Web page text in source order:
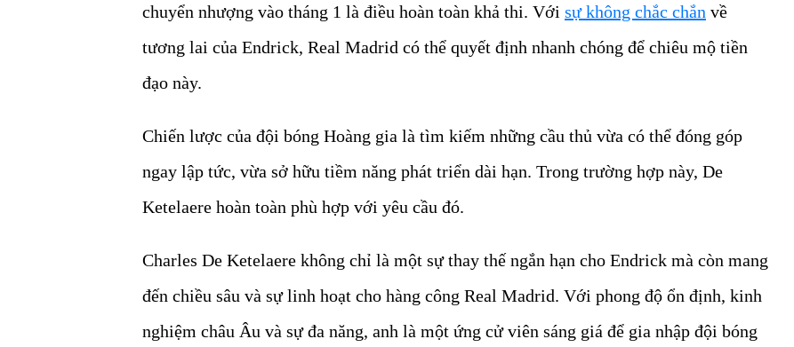
chuyển nhượng vào tháng 1 là điều hoàn toàn khả thi. Với sự không chắc chắn về
tương lai của Endrick, Real Madrid có thể quyết định nhanh chóng để chiêu mộ tiền
đạo này.
Chiến lược của đội bóng Hoàng gia là tìm kiếm những cầu thủ vừa có thể đóng góp
ngay lập tức, vừa sở hữu tiềm năng phát triển dài hạn. Trong trường hợp này, De
Ketelaere hoàn toàn phù hợp với yêu cầu đó.
Charles De Ketelaere không chỉ là một sự thay thế ngắn hạn cho Endrick mà còn mang
đến chiều sâu và sự linh hoạt cho hàng công Real Madrid. Với phong độ ổn định, kinh
nghiệm châu Âu và sự đa năng, anh là một ứng cử viên sáng giá để gia nhập đội bóng